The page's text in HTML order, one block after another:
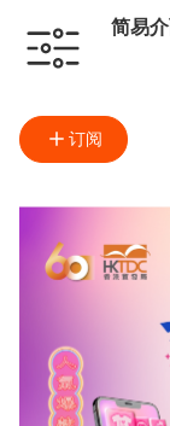
简易
订阅